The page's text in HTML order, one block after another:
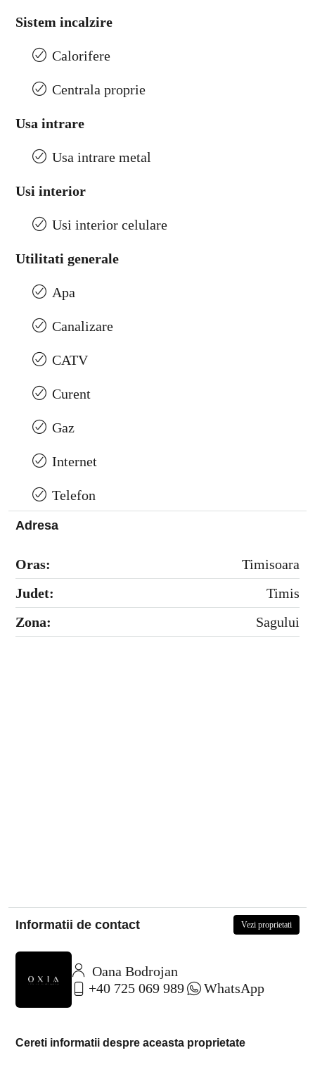
Sistem incalzire
Calorifere
Centrala proprie
Usa intrare
Usa intrare metal
Usi interior
Usi interior celulare
Utilitati generale
Apa
Canalizare
CATV
Curent
Gaz
Internet
Telefon
Adresa
Oras:
Timisoara
Judet:
Timis
Zona:
Sagului
Informatii de contact Vezi proprietati
Oana Bodrojan
+40 725 069 989
WhatsApp
Cereti informatii despre aceasta proprietate